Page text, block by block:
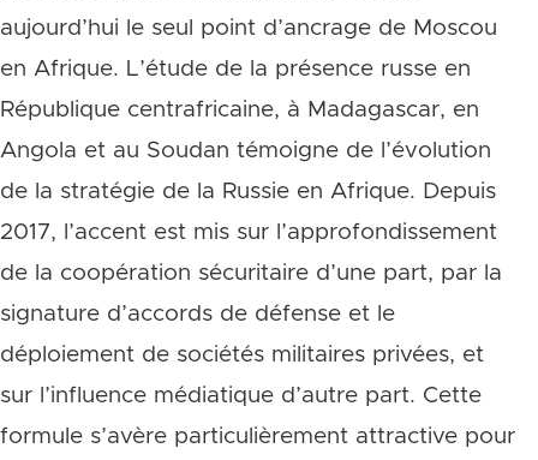
aujourd’hui le seul point d’ancrage de Moscou
en Afrique. L’étude de la présence russe en
République centrafricaine, à Madagascar, en
Angola et au Soudan témoigne de l’évolution
de la stratégie de la Russie en Afrique. Depuis
2017, l’accent est mis sur l’approfondissement
de la coopération sécuritaire d’une part, par la
signature d’accords de défense et le
déploiement de sociétés militaires privées, et
sur l’influence médiatique d’autre part. Cette
formule s’avère particulièrement attractive pour